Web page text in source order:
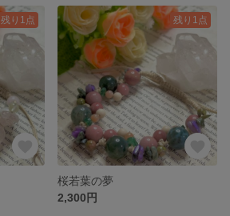
残り1点 残り1点
桜若葉の夢
2,300円